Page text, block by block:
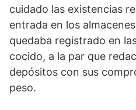
cuidado las existencias
entrada en los
quedaba registrado en
cocido, a la par que
depósitos con sus
peso.